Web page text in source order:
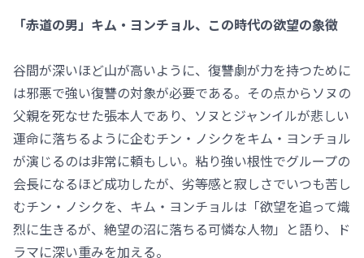
「赤道の男」キム・ヨンチョル、この時代の欲望の象徴
谷間が深いほど山が高いように、復讐劇が力を持つために
は邪悪で強い復讐の対象が必要である。その点からソヌの
父親を死なせた張本人であり、ソヌとジャンイルが悲しい
運命に落ちるように企むチン・ノシクをキム・ヨンチョル
が演じるのは非常に頼もしい。粘り強い根性でグループの
会長になるほど成功したが、劣等感と寂しさでいつも苦し
むチン・ノシクを、キム・ヨンチョルは「欲望を追って熾
烈に生きるが、絶望の沼に落ちる可憐な人物」と語り、ド
ラマに深い重みを加える。